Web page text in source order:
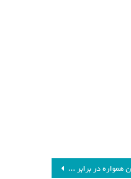
نادری: ایران همواره در برابر زیاده‌خواهی‌ها ایستاده‌_فرنگی